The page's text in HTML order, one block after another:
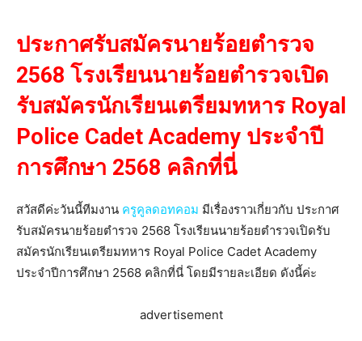
ประกาศรับสมัครนายร้อยตำรวจ
2568 โรงเรียนนายร้อยตำรวจเปิด
รับสมัครนักเรียนเตรียมทหาร Royal
Police Cadet Academy ประจำปี
การศึกษา 2568 คลิกที่นี่
สวัสดีค่ะวันนี้ทีมงาน ครูคูลดอทคอม มีเรื่องราวเกี่ยวกับ ประกาศ
รับสมัครนายร้อยตำรวจ 2568 โรงเรียนนายร้อยตำรวจเปิดรับ
สมัครนักเรียนเตรียมทหาร Royal Police Cadet Academy
ประจำปีการศึกษา 2568 คลิกที่นี่ โดยมีรายละเอียด ดังนี้ค่ะ
advertisement